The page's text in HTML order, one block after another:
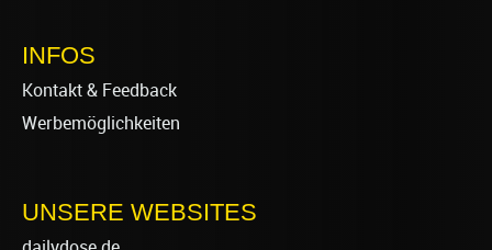
INFOS
Kontakt & Feedback
Werbemöglichkeiten
UNSERE WEBSITES